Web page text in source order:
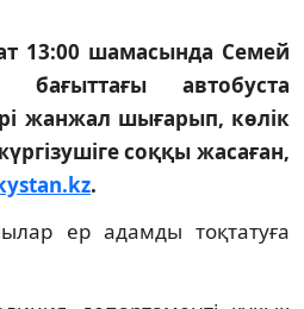
13:00 шамасында Семей
автобуста
жанжал шығарып, көлік
соққы жасаған,
.
ер адамды тоқтатуға